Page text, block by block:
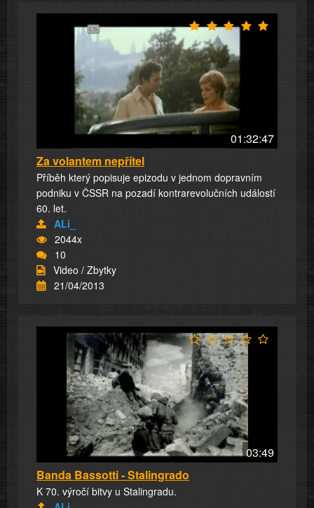
01:32:47
Za volantem nepřítel
Příběh který popisuje epizodu v jednom dopravním
podniku v ČSSR na pozadí kontrarevolučních událostí
60. let.
ALi_
2044x
10
Video / Zbytky
21/04/2013
03:49
Banda Bassotti - Stalingrado
K 70. výročí bitvy u Stalingradu.